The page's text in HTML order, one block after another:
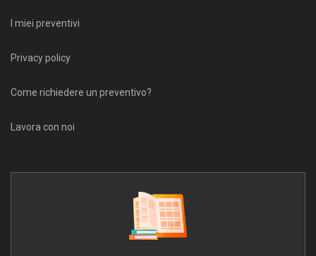
I miei preventivi
Privacy policy
Come richiedere un preventivo?
Lavora con noi